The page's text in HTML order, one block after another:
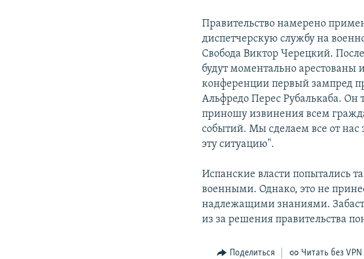
Правительство намерено
диспетчерскую службу на
Свобода Виктор Черецкий.
будут моментально арестованы
конференции первый зампред
Альфредо Перес Рубалькаба. Он
приношу извинения всем
событий. Мы сделаем все от
эту ситуацию".
Испанские власти попытались
военными. Однако, это не
надлежащими знаниями.
из за решения правительства
Поделиться Читать без VPN